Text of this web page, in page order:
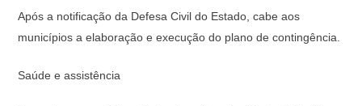
Após a notificação da Defesa Civil do Estado, cabe aos
municípios a elaboração e execução do plano de contingência.
Saúde e assistência